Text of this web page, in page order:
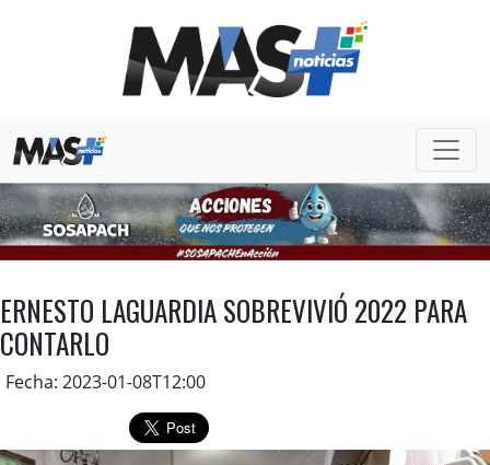
ERNESTO LAGUARDIA SOBREVIVIÓ 2022 PARA
CONTARLO
Fecha: 2023-01-08T12:00